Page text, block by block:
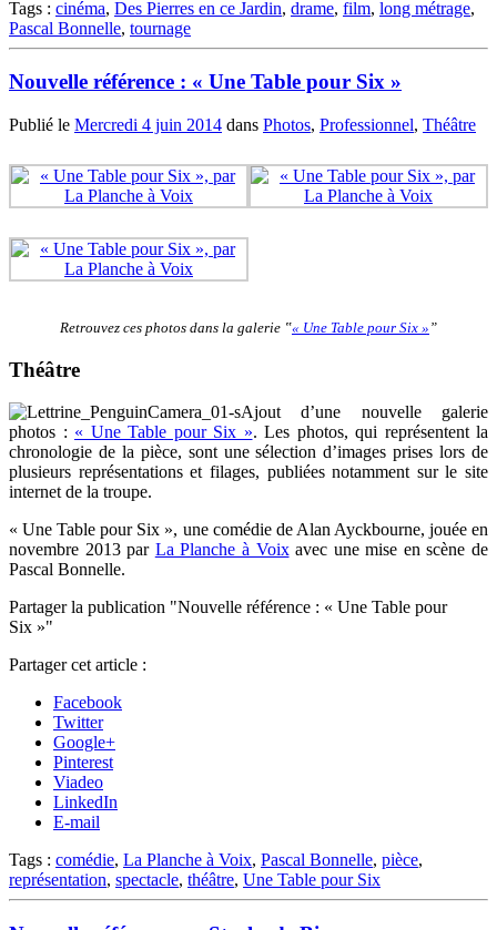
Tags : cinéma, Des Pierres en ce Jardin, drame, film, long métrage,
Pascal Bonnelle, tournage
Nouvelle référence : « Une Table pour Six »
Publié le Mercredi 4 juin 2014 dans Photos, Professionnel, Théâtre
Retrouvez ces photos dans la galerie ‟« Une Table pour Six » ”
Théâtre
Ajout d’une nouvelle galerie
photos : « Une Table pour Six ». Les photos, qui représentent la
chronologie de la pièce, sont une sélection d’images prises lors de
plusieurs représentations et filages, publiées notamment sur le site
internet de la troupe.
« Une Table pour Six », une comédie de Alan Ayckbourne, jouée en
novembre 2013 par La Planche à Voixavec une mise en scène de
Pascal Bonnelle.
Partager la publication "Nouvelle référence : « Une Table pour
Six »"
Partager cet article :
Facebook
Twitter
Google+
Pinterest
Viadeo
LinkedIn
E-mail
Tags : comédie, La Planche à Voix, Pascal Bonnelle, pièce,
représentation, spectacle, théâtre, Une Table pour Six